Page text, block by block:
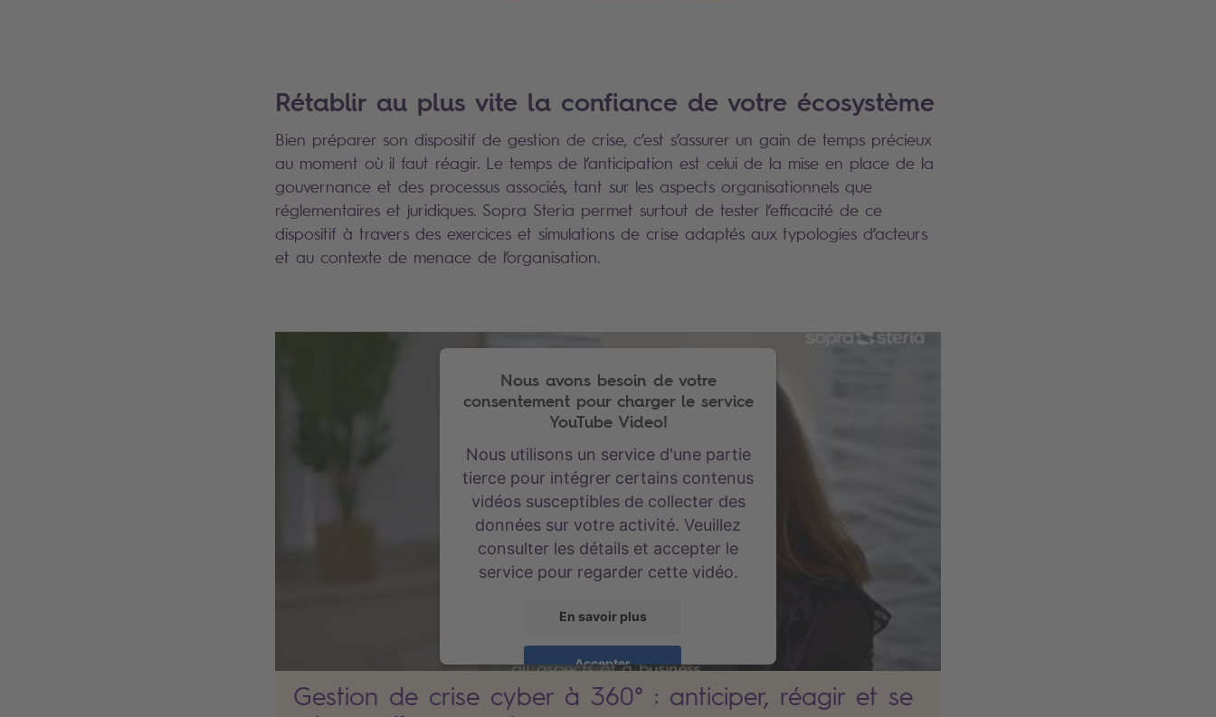
Rétablir au plus vite la confiance de votre écosystème
Bien préparer son dispositif de gestion de crise, c’est s’assurer un gain de temps précieux
au moment où il faut réagir. Le temps de l’anticipation est celui de la mise en place de la
gouvernance et des processus associés, tant sur les aspects organisationnels que
réglementaires et juridiques. Sopra Steria permet surtout de tester l’efficacité de ce
dispositif à travers des exercices et simulations de crise adaptés aux typologies d’acteurs
et au contexte de menace de l’organisation.
Nous avons besoin de votre
consentement pour charger le service
YouTube Video!
Nous utilisons un service d'une partie
tierce pour intégrer certains contenus
vidéos susceptibles de collecter des
données sur votre activité. Veuillez
consulter les détails et accepter le
service pour regarder cette vidéo.
En savoir plus
Accepter
powered byUsercentrics Consent
Gestion de crise cyber à 360° : anticiper, réagir et se